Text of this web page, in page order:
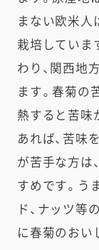
まない欧米人
栽培していま
わり、関西地
ます。春菊の
熱すると苦味
あれば、苦味
が苦手な方は
すめです。う
ド、ナッツ等
に春菊のおい